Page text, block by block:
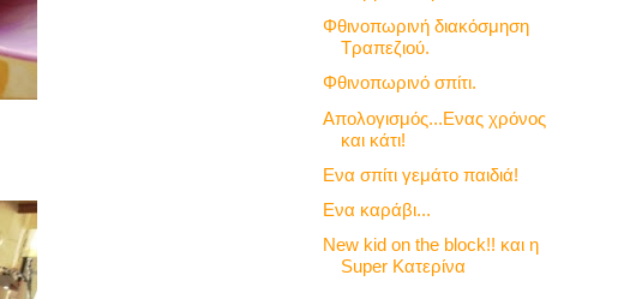
Φθινοπωρινή διακόσμηση
Τραπεζιού.
Φθινοπωρινό σπίτι.
Απολογισμός...Ενας χρόνος
και κάτι!
Ενα σπίτι γεμάτο παιδιά!
Ενα καράβι...
New kid on the block!! και η
Super Κατερίνα